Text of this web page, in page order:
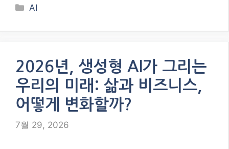
Categories
AI
2026년, 생성형 AI가 그리는
우리의 미래: 삶과 비즈니스,
어떻게 변화할까?
7월 29, 2026